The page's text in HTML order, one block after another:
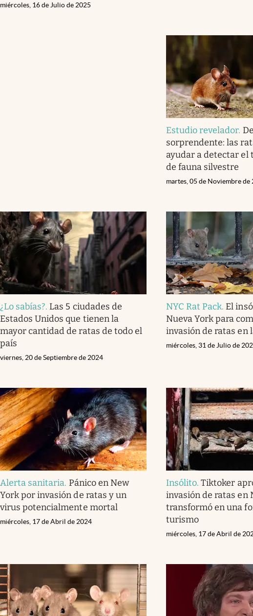
miércoles, 16 de Julio de 2025
Estudio revelador.
sorprendente: las
ayudar a detectar el
de fauna silvestre
martes, 05 de Noviembre de
¿Lo sabías?. Las 5 ciudades de
Estados Unidos que tienen la
mayor cantidad de ratas de todo el
país
viernes, 20 de Septiembre de 2024
NYC Rat Pack. El
Nueva York para
invasión de ratas en
miércoles, 31 de Julio de
Alerta sanitaria. Pánico en New
York por invasión de ratas y un
virus potencialmente mortal
miércoles, 17 de Abril de 2024
Insólito.Tiktoker
invasión de ratas en
transformó en una
turismo
miércoles, 17 de Abril de